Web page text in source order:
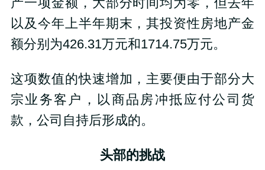
产一项金额，大部分时间均为零，但去年
以及今年上半年期末，其投资性房地产金
额分别为426.31万元和1714.75万元。
这项数值的快速增加，主要便由于部分大
宗业务客户，以商品房冲抵应付公司货
款，公司自持后形成的。
头部的挑战